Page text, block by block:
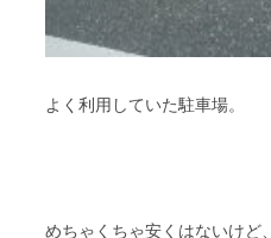
よく利用していた駐車場。
めちゃくちゃ安くはないけど、